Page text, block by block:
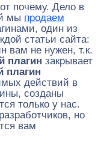
почему. Дело в
мы продаем
один из
статьи сайта:
вам не нужен, т.к.
плагин закрывает
плагин
действий в
созданы
только у нас.
но
вам